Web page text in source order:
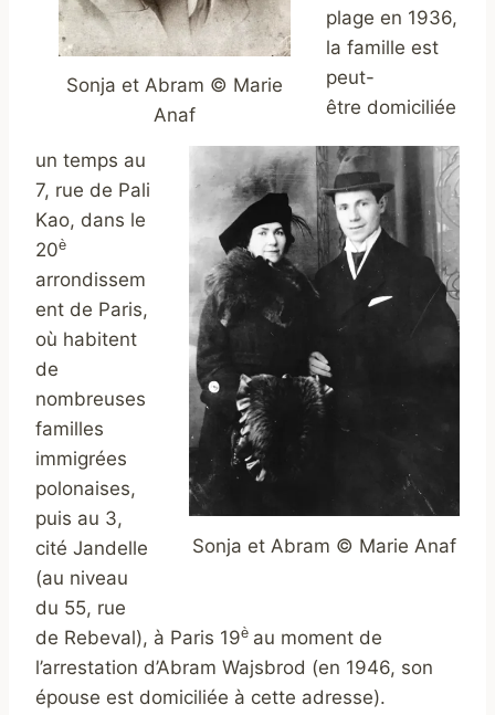
Sonja et Abram © Marie
Anaf
Sonja et Abram © Marie Anaf
plage en 1936,
la famille est
peut-
être domiciliée
un temps au
7, rue de Pali
Kao, dans le
20è
arrondissem
ent de Paris,
où habitent
de
nombreuses
familles
immigrées
polonaises,
puis au 3,
cité Jandelle
(au niveau
du 55, rue
de Rebeval), à Paris 19è au moment de
l’arrestation d’Abram Wajsbrod (en 1946, son
épouse est domiciliée à cette adresse).